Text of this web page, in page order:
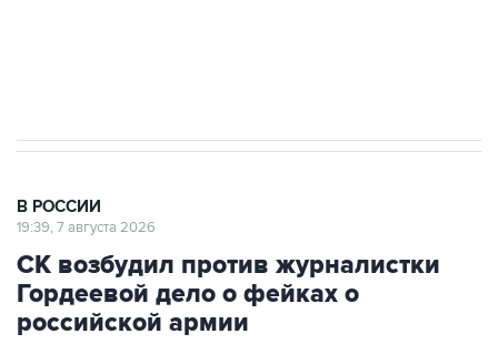
В РОССИИ
19:39, 7 августа 2026
СК возбудил против журналистки
Гордеевой дело о фейках о
российской армии